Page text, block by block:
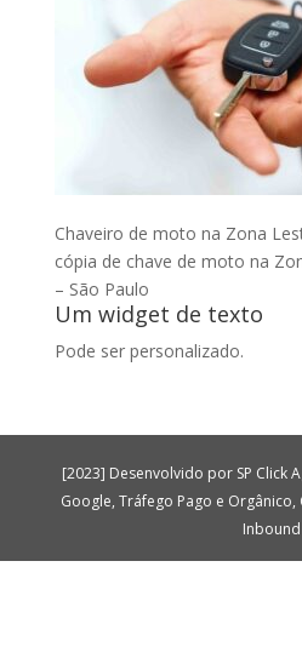
Chaveiro de moto na Zona
cópia de chave de moto na
– São Paulo
Um widget de texto
Pode ser personalizado.
[2023] Desenvolvido por SP Click
Google, Tráfego Pago e
Inbound